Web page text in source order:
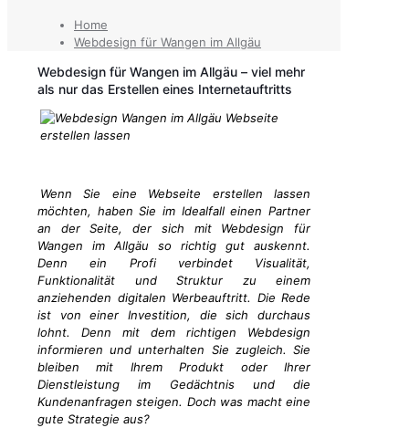
Home
Webdesign für Wangen im Allgäu
Webdesign für Wangen im Allgäu – viel mehr
als nur das Erstellen eines Internetauftritts
Wenn Sie eine Webseite erstellen lassen
möchten, haben Sie im Idealfall einen Partner
an der Seite, der sich mit Webdesign für
Wangen im Allgäu so richtig gut auskennt.
Denn ein Profi verbindet Visualität,
Funktionalität und Struktur zu einem
anziehenden digitalen Werbeauftritt. Die Rede
ist von einer Investition, die sich durchaus
lohnt. Denn mit dem richtigen Webdesign
informieren und unterhalten Sie zugleich. Sie
bleiben mit Ihrem Produkt oder Ihrer
Dienstleistung im Gedächtnis und die
Kundenanfragen steigen. Doch was macht eine
gute Strategie aus?